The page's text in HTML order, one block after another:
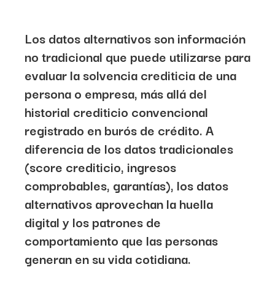
Los datos alternativos son información
no tradicional que puede utilizarse para
evaluar la solvencia crediticia de una
persona o empresa, más allá del
historial crediticio convencional
registrado en burós de crédito. A
diferencia de los datos tradicionales
(score crediticio, ingresos
comprobables, garantías), los datos
alternativos aprovechan la huella
digital y los patrones de
comportamiento que las personas
generan en su vida cotidiana.